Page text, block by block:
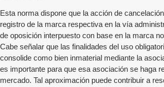
Esta norma dispone que la acción de
registro de la marca respectiva en la vía
de oposición interpuesto con base en la marca
Cabe señalar que las finalidades del uso
consolide como bien inmaterial mediante la
es importante para que esa asociación se haga
mercado. Tal aproximación puede contribuir a